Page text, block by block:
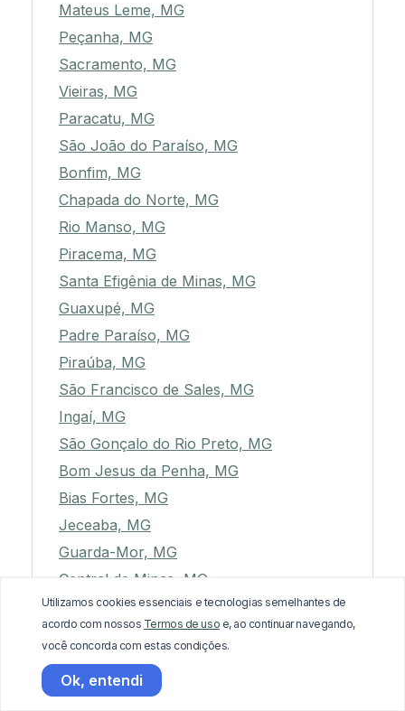
Mateus Leme, MG
Peçanha, MG
Sacramento, MG
Vieiras, MG
Paracatu, MG
São João do Paraíso, MG
Bonfim, MG
Chapada do Norte, MG
Rio Manso, MG
Piracema, MG
Santa Efigênia de Minas, MG
Guaxupé, MG
Padre Paraíso, MG
Piraúba, MG
São Francisco de Sales, MG
Ingaí, MG
São Gonçalo do Rio Preto, MG
Bom Jesus da Penha, MG
Bias Fortes, MG
Jeceaba, MG
Guarda-Mor, MG
Central de Minas, MG
Bom Jesus do Galho, MG
Romaria, MG
Gouveia, MG
Moeda, MG
Utilizamos cookies essenciais e tecnologias semelhantes de
acordo com nossos Termos de uso e, ao continuar navegando,
você concorda com estas condições.
Ok, entendi